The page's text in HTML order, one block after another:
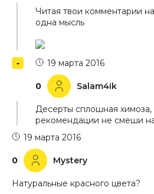
Читая твои комментарии
одна мысль
0 Salam4ik
19 марта 2016
Десерты сплошная химоза,
рекомендации не смеши
0 Mystery
19 марта 2016
Натуральные красного цвета?